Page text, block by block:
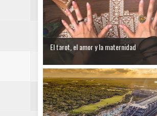
El tarot, el amor y la maternidad